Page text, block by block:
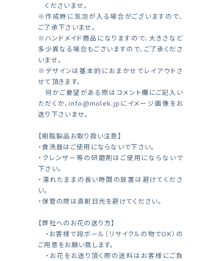
くださいませ。
※作成時に気泡が入る場合がございますので、
ご了承下さいませ。
※ハンドメイド商品になりますので、大きさなど
多少異なる場合もございますので、ご了承くださ
いませ。
※デザインは基本的におまかせでレイアウトさ
せて頂きます。
何かご要望がある際はコメント欄にご記入い
ただくか、info@molek.jp にイメージ画像をお
送り下さいませ。
【樹脂製品お取り扱い注意】
・食洗器はご使用にならないで下さい。
・クレンザー等の研磨剤はご使用にならないで
下さい。
・濡れたままの長い時間の放置は避けてくださ
い。
・保管の際は直射日光を避けてください。
【弊社へのお花の送り方】
・お客様で段ボール（リサイクルの物でOK）の
ご用意をお願い致します。
・お花をお送り頂く際の送料はお客様にご負